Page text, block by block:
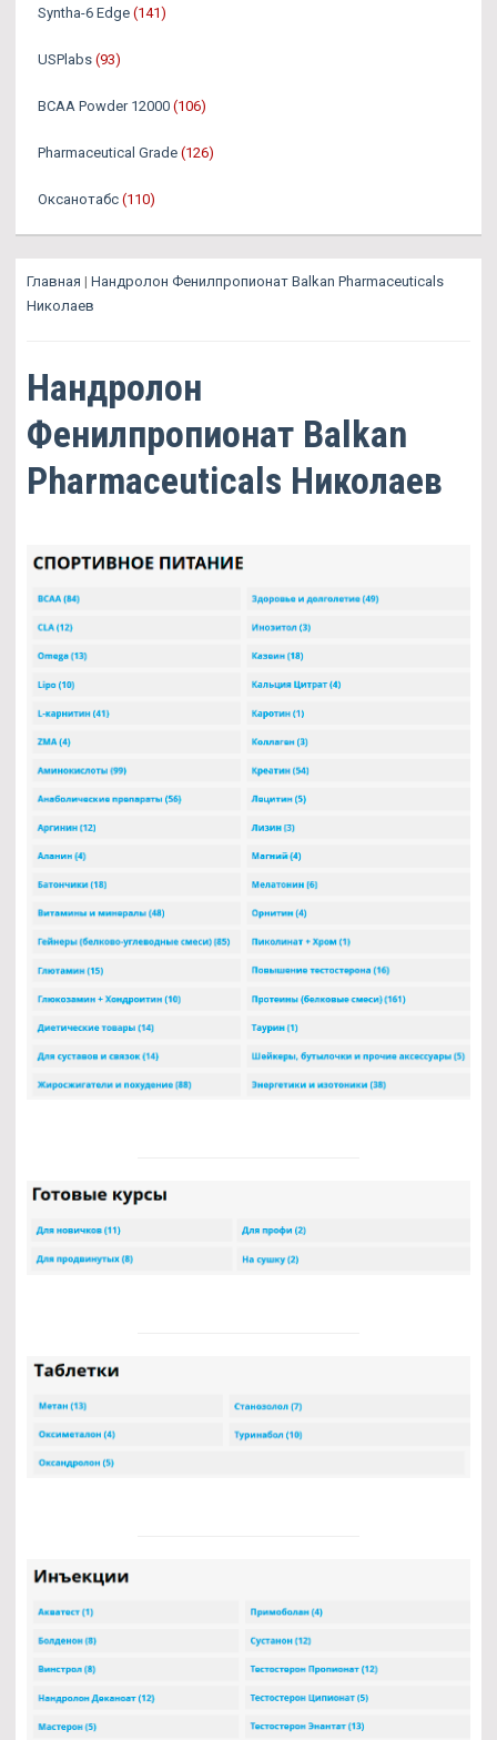
Syntha-6 Edge (141)
USPlabs (93)
BCAA Powder 12000 (106)
Pharmaceutical Grade (126)
Оксанотабс (110)
Главная | Нандролон Фенилпропионат Balkan Pharmaceuticals
Николаев
Нандролон
Фенилпропионат Balkan
Pharmaceuticals Николаев